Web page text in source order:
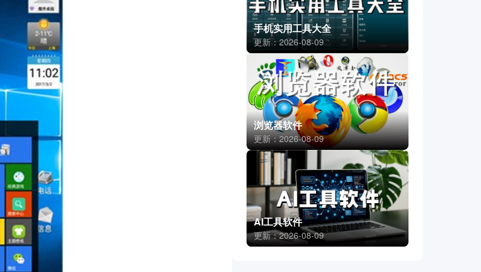
手机实用工具大全
更新：2026-08-09
浏览器软件
更新：2026-08-09
AI工具软件
更新：2026-08-09